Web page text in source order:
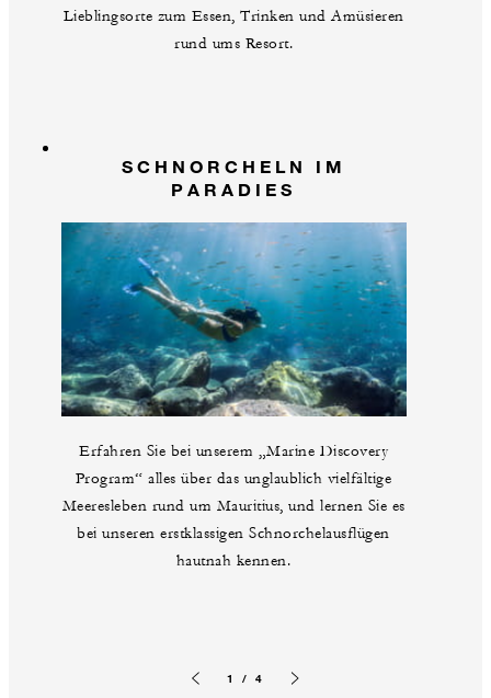
Lieblingsorte zum Essen, Trinken und Amüsieren
rund ums Resort.
SCHNORCHELN IM
PARADIES
Erfahren Sie bei unserem „Marine Discovery
Program“ alles über das unglaublich vielfältige
Meeresleben rund um Mauritius, und lernen Sie es
bei unseren erstklassigen Schnorchelausflügen
hautnah kennen.
1 / 4